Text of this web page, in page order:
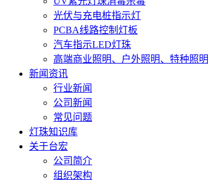
光伏与充电桩指示灯
PCBA线路控制灯板
汽车指示LED灯珠
高端商业照明、户外照明、特种照明
新闻资讯
行业新闻
公司新闻
常见问题
灯珠知识库
关于台宏
公司简介
组织架构